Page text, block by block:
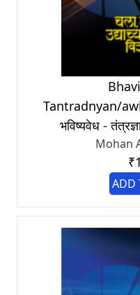
Tantradnyan/
भविष्यवेध -
Mohan
ADD